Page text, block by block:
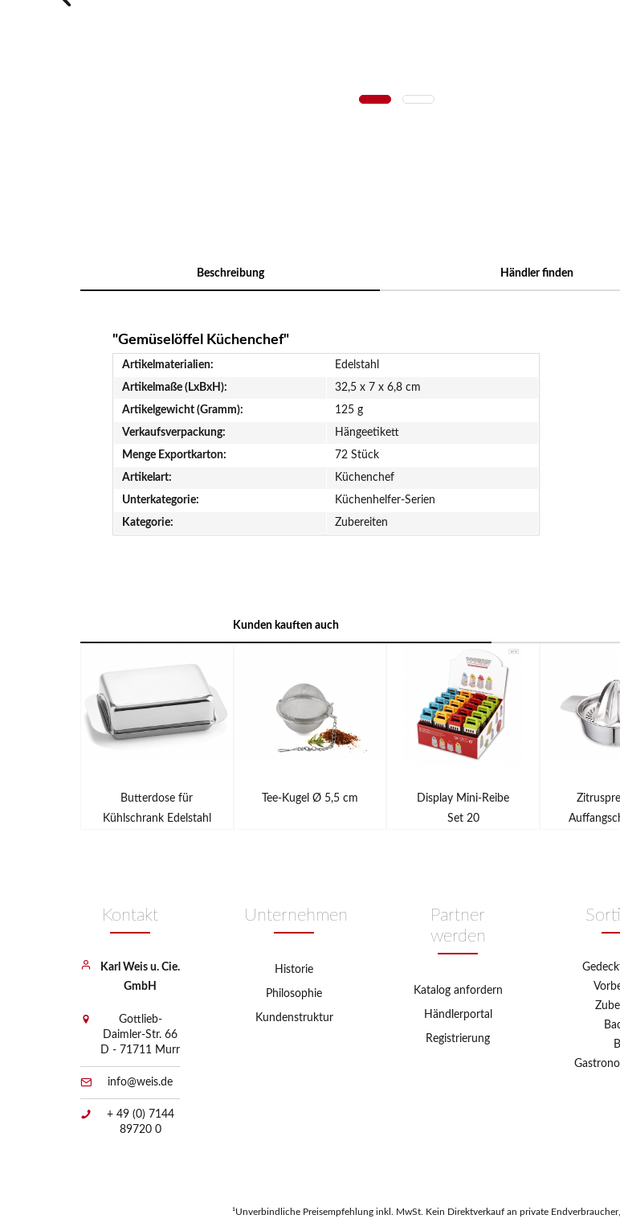
Beschreibung Händler finden
"Gemüselöffel Küchenchef"
Artikelmaterialien:
Edelstahl
Artikelmaße (LxBxH):
32,5 x 7 x 6,8 cm
Artikelgewicht (Gramm):
125 g
Verkaufsverpackung:
Hängeetikett
Menge Exportkarton:
72 Stück
Artikelart:
Küchenchef
Unterkategorie:
Küchenhelfer-Serien
Kategorie:
Zubereiten
Kunden kauften auch
Butterdose für
Kühlschrank Edelstahl
Tee-Kugel Ø 5,5 cm
Display Mini-Reibe
Set 20
Unternehmen
Historie
Philosophie
Kundenstruktur
Partner
werden
Katalog anfordern
Händlerportal
Registrierung
Kontakt
Karl Weis u. Cie.
GmbH
Gottlieb-
Daimler-Str. 66
D - 71711 Murr
info@weis.de
+ 49 (0) 7144
89720 0
¹Unverbindliche Preisempfehlung inkl. MwSt. Kein Direktverkauf an private